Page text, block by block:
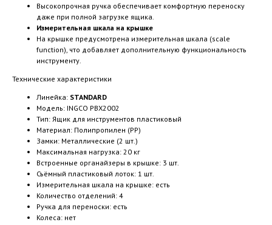
Высокопрочная ручка обеспечивает комфортную переноску
даже при полной загрузке ящика.
Измерительная шкала на крышке
На крышке предусмотрена измерительная шкала (scale
function), что добавляет дополнительную функциональность
инструменту.
Технические характеристики
Линейка: STANDARD
Модель: INGCO PBX2002
Тип: Ящик для инструментов пластиковый
Материал: Полипропилен (PP)
Замки: Металлические (2 шт.)
Максимальная нагрузка: 20 кг
Встроенные органайзеры в крышке: 3 шт.
Съёмный пластиковый лоток: 1 шт.
Измерительная шкала на крышке: есть
Количество отделений: 4
Ручка для переноски: есть
Колеса: нет